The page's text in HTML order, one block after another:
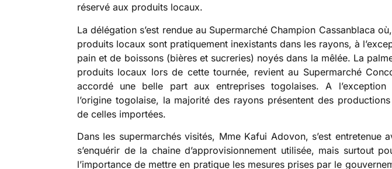
réservé aux produits locaux.
La délégation s’est rendue au Supermarché Champion Cassanblaca
produits locaux sont pratiquement inexistants dans les rayons, à
pain et de boissons (bières et sucreries) noyés dans la mêlée. La
produits locaux lors de cette tournée, revient au Supermarché
accordé une belle part aux entreprises togolaises. A l’exception
l’origine togolaise, la majorité des rayons présentent des
de celles importées.
Dans les supermarchés visités, Mme Kafui Adovon, s’est entretenue
s’enquérir de la chaine d’approvisionnement utilisée, mais surtout
l’importance de mettre en pratique les mesures prises par le